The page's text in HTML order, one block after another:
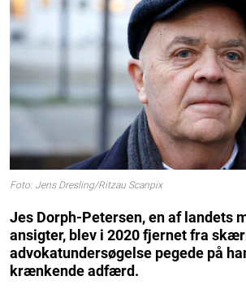
Foto: Jens Dresling/Ritzau Scanpix
Jes Dorph-Petersen, en af landets
ansigter, blev i 2020 fjernet fra
advokatundersøgelse pegede på
krænkende adfærd.